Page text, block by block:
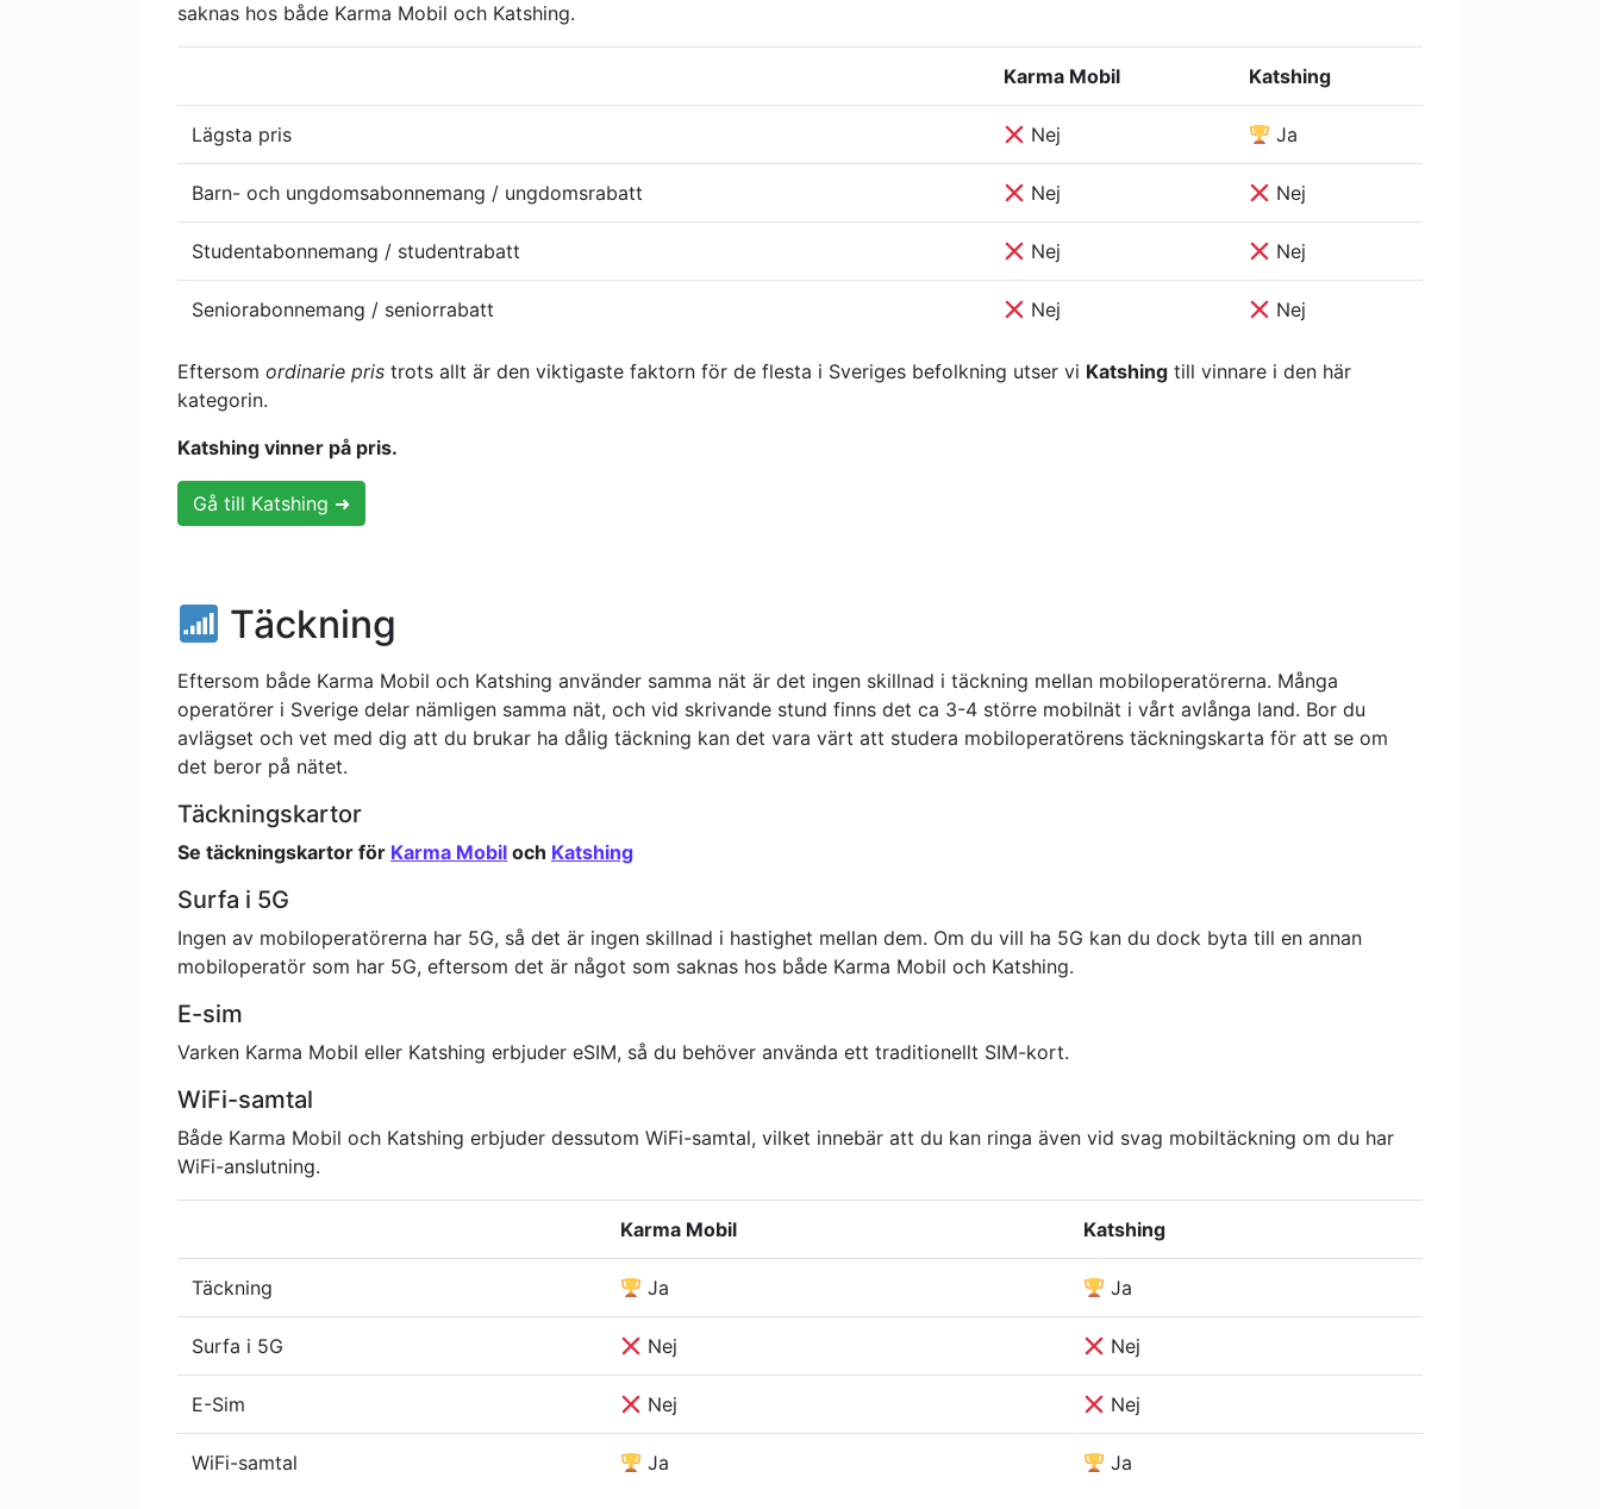
saknas hos både Karma Mobil och Katshing.
Karma Mobil Katshing
Lägsta pris Nej Ja
Barn- och ungdomsabonnemang / ungdomsrabatt Nej Nej
Studentabonnemang / studentrabatt Nej Nej
Seniorabonnemang / seniorrabatt Nej Nej
Eftersom ordinarie pris trots allt är den viktigaste faktorn för de flesta i Sveriges befolkning utser vi Katshing till vinnare i den här
kategorin.
Katshing vinner på pris.
Gå till Katshing ➜
Täckning
Eftersom både Karma Mobil och Katshing använder samma nät är det ingen skillnad i täckning mellan mobiloperatörerna. Många
operatörer i Sverige delar nämligen samma nät, och vid skrivande stund finns det ca 3-4 större mobilnät i vårt avlånga land. Bor du
avlägset och vet med dig att du brukar ha dålig täckning kan det vara värt att studera mobiloperatörens täckningskarta för att se om
det beror på nätet.
Täckningskartor
Se täckningskartor för Karma Mobil och Katshing
Surfa i 5G
Ingen av mobiloperatörerna har 5G, så det är ingen skillnad i hastighet mellan dem. Om du vill ha 5G kan du dock byta till en annan
mobiloperatör som har 5G, eftersom det är något som saknas hos både Karma Mobil och Katshing.
E-sim
Varken Karma Mobil eller Katshing erbjuder eSIM, så du behöver använda ett traditionellt SIM-kort.
WiFi-samtal
Både Karma Mobil och Katshing erbjuder dessutom WiFi-samtal, vilket innebär att du kan ringa även vid svag mobiltäckning om du har
WiFi-anslutning.
Karma Mobil Katshing
Täckning Ja Ja
Surfa i 5G Nej Nej
E-Sim Nej Nej
WiFi-samtal Ja Ja